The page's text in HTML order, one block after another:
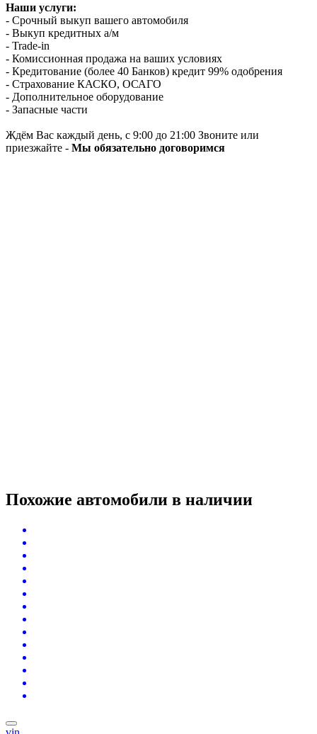
Наши услуги:
- Срочный выкуп вашего автомобиля
- Выкуп кредитных а/м
- Trade-in
- Комиссионная продажа на ваших условиях
- Кредитование (более 40 Банков) кредит 99% одобрения
- Страхование КАСКО, ОСАГО
- Дополнительное оборудование
- Запасные части
Ждём Вас каждый день, с 9:00 до 21:00 Звоните или
приезжайте - Мы обязательно договоримся
Похожие автомобили в наличии